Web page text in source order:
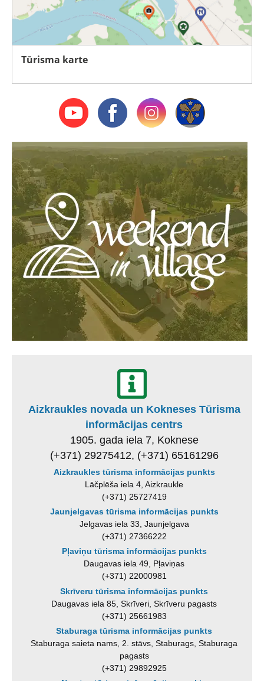
Tūrisma karte
Aizkraukles novada un Kokneses Tūrisma
informācijas centrs
1905. gada iela 7, Koknese
(+371) 29275412, (+371) 65161296
Aizkraukles tūrisma informācijas punkts
Lāčplēša iela 4, Aizkraukle
(+371) 25727419
Jaunjelgavas tūrisma informācijas punkts
Jelgavas iela 33, Jaunjelgava
(+371) 27366222
Pļaviņu tūrisma informācijas punkts
Daugavas iela 49, Pļaviņas
(+371) 22000981
Skrīveru tūrisma informācijas punkts
Daugavas iela 85, Skrīveri, Skrīveru pagasts
(+371) 25661983
Staburaga tūrisma informācijas punkts
Staburaga saieta nams, 2. stāvs, Staburags, Staburaga
pagasts
(+371) 29892925